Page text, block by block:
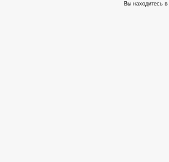
Вы находитесь в